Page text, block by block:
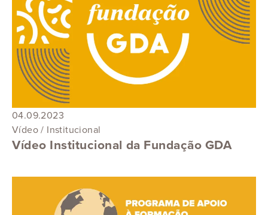
04.09.2023
Vídeo / Institucional
Vídeo Institucional da Fundação GDA